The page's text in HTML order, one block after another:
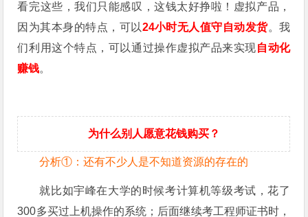
看完这些，我们只能感叹，这钱太好挣啦！虚拟产品，
因为其本身的特点，可以24小时无人值守自动发货。我
们利用这个特点，可以通过操作虚拟产品来实现自动化
赚钱。
为什么别人愿意花钱购买？
分析①：还有不少人是不知道资源的存在的
就比如宇峰在大学的时候考计算机等级考试，花了
300多买过上机操作的系统；后面继续考工程师证书时，